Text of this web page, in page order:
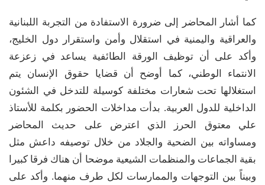
كما أشار المحاضر إلى ضرورة الاستفادة من التجربة اللبنانية
والعراقية واليمنية في استقلال وأمن واستقرار دول الخليج،
وأكد على أن توظيف الورقة الطائفية يساعد في زعزعة
الانتماء الوطني، كما أوضح أن قضايا حقوق الإنسان يتم
استغلالها تحت شعارات مختلفة كوسيلة للتدخل في الشئون
الداخلية للدول العربية. بدأت مداخلات الحضور بكلمة للأستاذ
علي معتوق الحرز الذي اعترض على حديث المحاضر
ومساواته بين الضحية والجلاد من خلال توصيفه داعش مثل
بقية الجماعات والمنظمات الشيعية موضحا أن هناك فرقا كبيرا
وبيناً بين التوجهات والممارسات لكل طرف منهما. وأكد على